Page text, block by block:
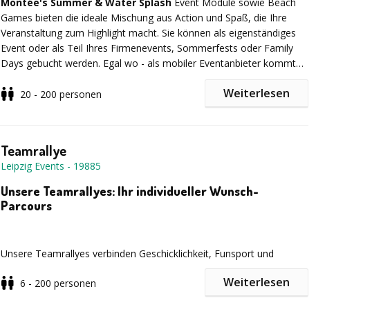
Das Motto:Einfach mittendrin, statt nur dabei.
Games bieten die ideale Mischung aus Action und Spaß, die Ihre
Veranstaltung zum Highlight macht. Sie können als eigenständiges
Event oder als Teil Ihres Firmenevents, Sommerfests oder Family
Days gebucht werden. Egal wo - als mobiler Eventanbieter kommt
Water Roller:Ein riesiges Hamsterrad über Wasser und Wiese, ideal
für Spaß und Koordination.
Outdoor Touren: Rafting und Canyoning für einzigartige
20 - 200 personen Weiterlesen
Teamrallye
Leipzig Events - 19885
Unsere Teamrallyes: Ihr individueller Wunsch-
Parcours
Unsere Teamrallyes verbinden Geschicklichkeit, Funsport und
Wählen Sie Ihre Favoriten für einen maßgeschneiderten Parcours:
6 - 200 personen Weiterlesen